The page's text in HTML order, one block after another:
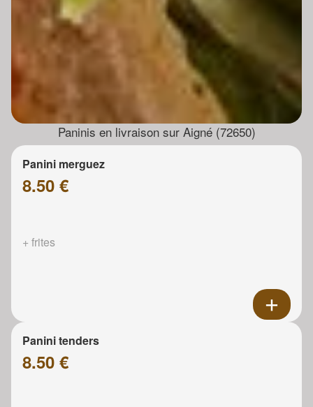
Paninis en livraison sur Aigné (72650)
Panini merguez
8.50 €
+ frites
Panini tenders
8.50 €